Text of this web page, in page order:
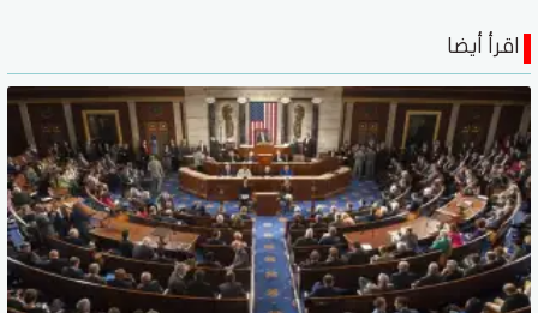
اقرأ أيضا